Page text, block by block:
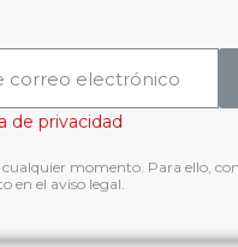
de privacidad
cualquier momento. Para ello,
en el aviso legal.